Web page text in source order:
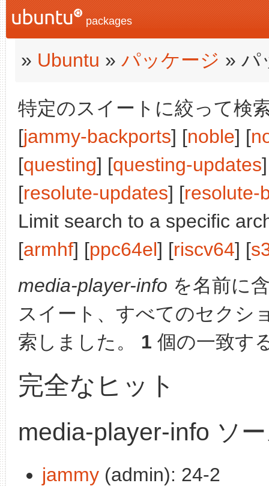
packages
» Ubuntu » パッケージ » パ
特定のスイートに絞って検
[jammy-backports] [noble] [
[questing] [questing-updates
[resolute-updates] [resolute-
Limit search to a specific
[armhf] [ppc64el] [riscv64] [
media-player-info を名前に
スイート、すべてのセクシ
索しました。 1 個の一致す
完全なヒット
media-player-info ソ
jammy (admin): 24-2